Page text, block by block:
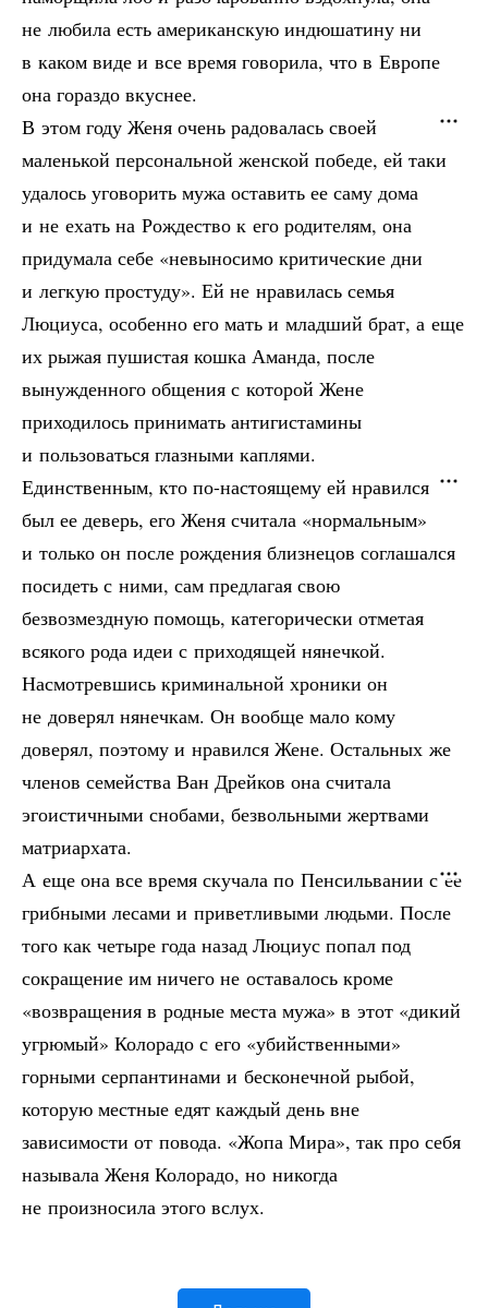
не любила есть американскую индюшатину ни
в каком виде и все время говорила, что в Европе
она гораздо вкуснее.
В этом году Женя очень радовалась своей
маленькой персональной женской победе, ей таки
удалось уговорить мужа оставить ее саму дома
и не ехать на Рождество к его родителям, она
придумала себе «невыносимо критические дни
и легкую простуду». Ей не нравилась семья
Люциуса, особенно его мать и младший брат, а еще
их рыжая пушистая кошка Аманда, после
вынужденного общения с которой Жене
приходилось принимать антигистамины
и пользоваться глазными каплями.
Единственным, кто по-настоящему ей нравился
был ее деверь, его Женя считала «нормальным»
и только он после рождения близнецов соглашался
посидеть с ними, сам предлагая свою
безвозмездную помощь, категорически отметая
всякого рода идеи с приходящей нянечкой.
Насмотревшись криминальной хроники он
не доверял нянечкам. Он вообще мало кому
доверял, поэтому и нравился Жене. Остальных же
членов семейства Ван Дрейков она считала
эгоистичными снобами, безвольными жертвами
матриархата.
А еще она все время скучала по Пенсильвании с ее
грибными лесами и приветливыми людьми. После
того как четыре года назад Люциус попал под
сокращение им ничего не оставалось кроме
«возвращения в родные места мужа» в этот «дикий
угрюмый» Колорадо с его «убийственными»
горными серпантинами и бесконечной рыбой,
которую местные едят каждый день вне
зависимости от повода. «Жопа Мира», так про себя
называла Женя Колорадо, но никогда
не произносила этого вслух.